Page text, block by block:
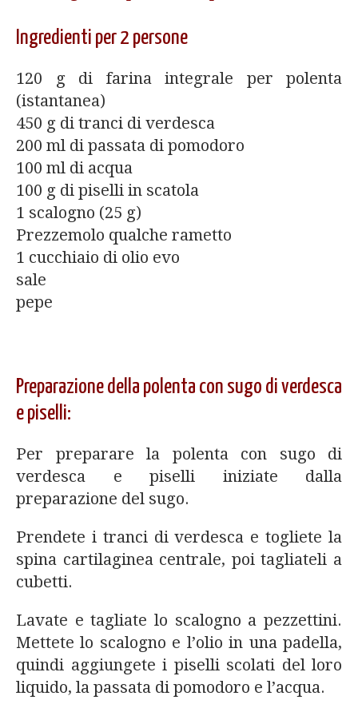
Ingredienti per 2 persone
120 g di farina integrale per polenta
(istantanea)
450 g di tranci di verdesca
200 ml di passata di pomodoro
100 ml di acqua
100 g di piselli in scatola
1 scalogno (25 g)
Prezzemolo qualche rametto
1 cucchiaio di olio evo
sale
pepe
Preparazione della polenta con sugo di verdesca
e piselli:
Per preparare la polenta con sugo di
verdesca e piselli iniziate dalla
preparazione del sugo.
Prendete i tranci di verdesca e togliete la
spina cartilaginea centrale, poi tagliateli a
cubetti.
Lavate e tagliate lo scalogno a pezzettini.
Mettete lo scalogno e l’olio in una padella,
quindi aggiungete i piselli scolati del loro
liquido, la passata di pomodoro e l’acqua.